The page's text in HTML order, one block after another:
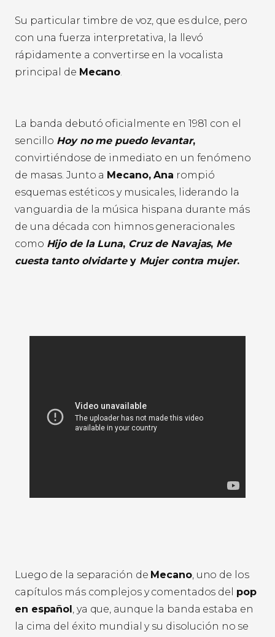
Su particular timbre de voz, que es dulce, pero
con una fuerza interpretativa, la llevó
rápidamente a convertirse en la vocalista
principal de Mecano.
La banda debutó oficialmente en 1981 con el
sencillo Hoy no me puedo levantar,
convirtiéndose de inmediato en un fenómeno
de masas. Junto a Mecano, Ana rompió
esquemas estéticos y musicales, liderando la
vanguardia de la música hispana durante más
de una década con himnos generacionales
como Hijo de la Luna, Cruz de Navajas, Me
cuesta tanto olvidartey Mujer contra mujer.
Luego de la separación de Mecano, uno de los
capítulos más complejos y comentados del pop
en español , ya que, aunque la banda estaba en
la cima del éxito mundial y su disolución no se